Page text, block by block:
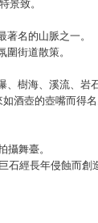
景致。
名的山脈之一。
街道散策。
樹海、溪流、岩
酒壺的壺嘴而得名
舞臺。
經長年侵蝕而創